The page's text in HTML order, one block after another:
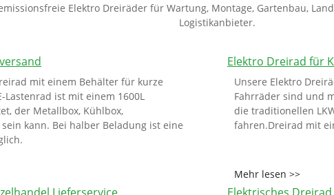
Elektro Dreiräder für Wartung, Montage, Gartenbau,
Logistikanbieter.
mit einem Behälter für kurze
Lastenrad ist mit einem 1600L
der Metallbox, Kühlbox,
kann. Bei halber Beladung ist eine
Elektro Dreirad für
Unsere Elektro
Fahrräder sind und
die traditionellen
fahren.Dreirad mit
Mehr lesen >>
Lieferservice Elektrisches